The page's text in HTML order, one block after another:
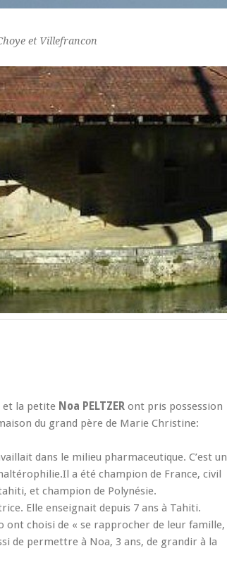
et Villefrancon
et la petite Noa PELTZER ont pris possession
du grand père de Marie Christine:
dans le milieu pharmaceutique. C’est un
a été champion de France, civil
et champion de Polynésie.
Elle enseignait depuis 7 ans à Tahiti.
ont choisi de « se rapprocher de leur famille,
de permettre à Noa, 3 ans, de grandir à la